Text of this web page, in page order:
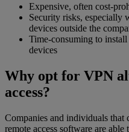
Expensive, often cost-
Security risks, especially
devices outside the
Time-consuming to
devices
Why opt for VPN
access?
Companies and individuals that
remote access software are able